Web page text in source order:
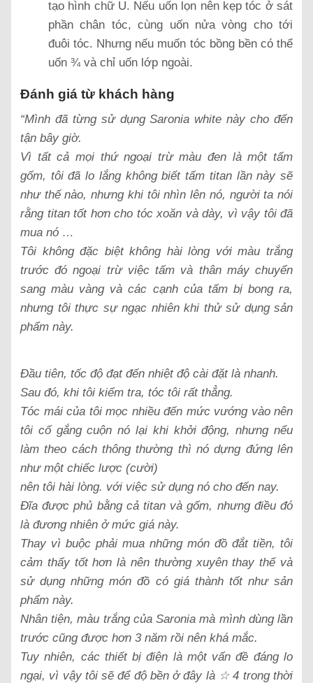
tạo hình chữ U. Nếu uốn lọn nên kẹp tóc ở sát
phần chân tóc, cùng uốn nửa vòng cho tới
đuôi tóc. Nhưng nếu muốn tóc bồng bền có thể
uốn ¾ và chỉ uốn lớp ngoài.
Đánh giá từ khách hàng
“Mình đã từng sử dụng Saronia white này cho đến
tận bây giờ.
Vì tất cả mọi thứ ngoại trừ màu đen là một tấm
gốm, tôi đã lo lắng không biết tấm titan lần này sẽ
như thế nào, nhưng khi tôi nhìn lên nó, người ta nói
rằng titan tốt hơn cho tóc xoăn và dày, vì vậy tôi đã
mua nó …
Tôi không đặc biệt không hài lòng với màu trắng
trước đó ngoại trừ việc tấm và thân máy chuyển
sang màu vàng và các cạnh của tấm bị bong ra,
nhưng tôi thực sự ngạc nhiên khi thử sử dụng sản
phẩm này.
Đầu tiên, tốc độ đạt đến nhiệt độ cài đặt là nhanh.
Sau đó, khi tôi kiểm tra, tóc tôi rất thẳng.
Tóc mái của tôi mọc nhiều đến mức vướng vào nên
tôi cố gắng cuộn nó lại khi khởi động, nhưng nếu
làm theo cách thông thường thì nó dựng đứng lên
như một chiếc lược (cười)
nên tôi hài lòng. với việc sử dụng nó cho đến nay.
Đĩa được phủ bằng cả titan và gốm, nhưng điều đó
là đương nhiên ở mức giá này.
Thay vì buộc phải mua những món đồ đắt tiền, tôi
cảm thấy tốt hơn là nên thường xuyên thay thế và
sử dụng những món đồ có giá thành tốt như sản
phẩm này.
Nhân tiện, màu trắng của Saronia mà mình dùng lần
trước cũng được hơn 3 năm rồi nên khá mắc.
Tuy nhiên, các thiết bị điện là một vấn đề đáng lo
ngại, vì vậy tôi sẽ để độ bền ở đây là ☆ 4 trong thời